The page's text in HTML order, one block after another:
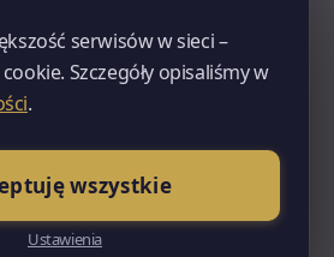
zwróćcie uwagę na rodzaj
nadtynkowa, montowana po
jest tańsza, ale widoczna i
Kaseta podtynkowa lub
od zewnątrz widzicie tylko
wymaga jednak
projektu, bo wpływa na
serwisów w sieci –
Szczegóły opisaliśmy w
.
wszystkie
Ustawienia